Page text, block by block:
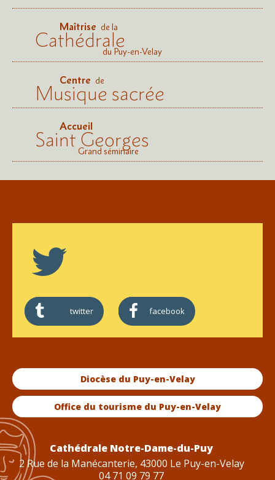
Maîtrise de la
Cathédraledu Puy-en-Velay
Centre de
Musique sacrée
Accueil
Saint Georges
Grand séminaire
twitter facebook
Diocèse du Puy-en-Velay
Office du tourisme du Puy-en-Velay
Cathédrale Notre-Dame-du-Puy
2 Rue de la Manécanterie, 43000 Le Puy-en-Velay
04 71 09 79 77